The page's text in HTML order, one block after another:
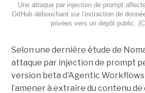
Une attaque par injection de prompt
GitHub débouchant sur l'extraction de
privées vers un dépôt public.
Selon une dernière étude de
attaque par injection de prompt
version beta d'Agentic Workflows
l’amener à extraire du contenu